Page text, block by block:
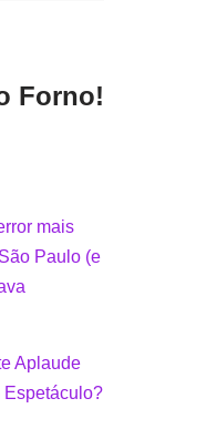
Forno!
mais
Paulo (e
Aplaude
Espetáculo?